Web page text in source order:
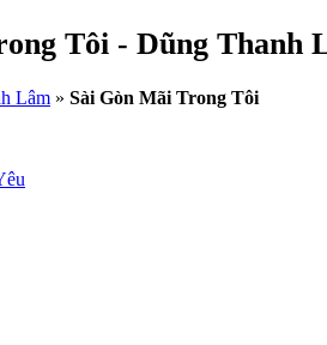
Tôi - Dũng Thanh
Lâm » Sài Gòn Mãi Trong Tôi